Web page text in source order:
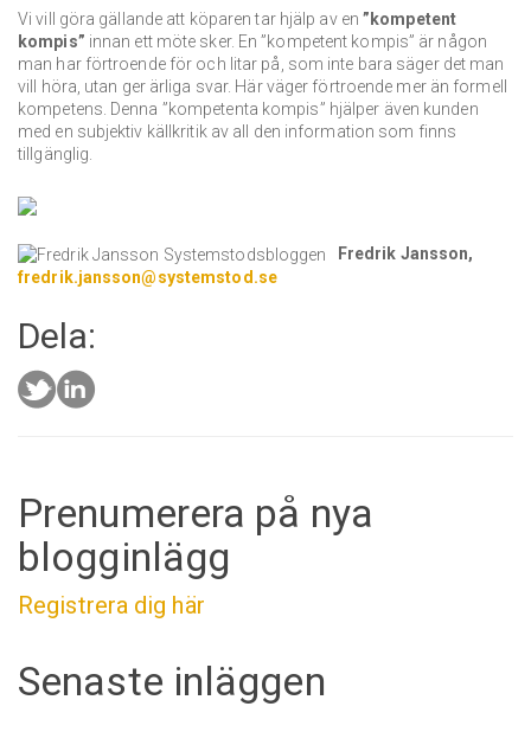
Vi vill göra gällande att köparen tar hjälp av en ”kompetent
kompis” innan ett möte sker. En ”kompetent kompis” är någon
man har förtroende för och litar på, som inte bara säger det man
vill höra, utan ger ärliga svar. Här väger förtroende mer än formell
kompetens. Denna ”kompetenta kompis” hjälper även kunden
med en subjektiv källkritik av all den information som finns
tillgänglig.
Fredrik Jansson,
fredrik.jansson@systemstod.se
Dela:
Prenumerera på nya
blogginlägg
Registrera dig här
Senaste inläggen